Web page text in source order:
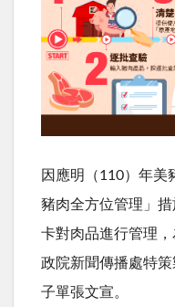
因應明（110）年美
豬肉全方位管理」
卡對肉品進行管理
政院新聞傳播處特
子單張文宣。